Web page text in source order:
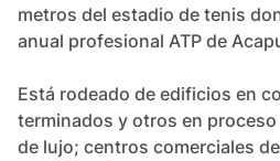
metros del estadio de tenis
anual profesional ATP de
Está rodeado de edificios en
terminados y otros en
de lujo; centros comerciales